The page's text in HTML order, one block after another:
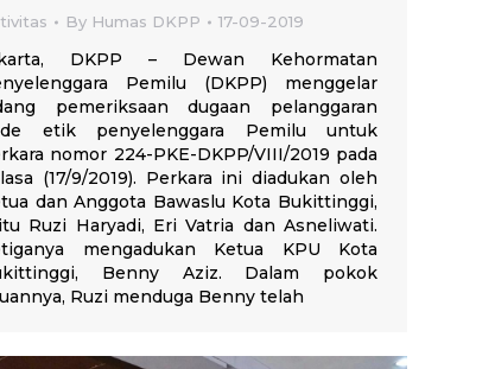
By Humas DKPP 17-09-2019
DKPP – Dewan Kehormatan
Pemilu (DKPP) menggelar
pemeriksaan dugaan pelanggaran
etik penyelenggara Pemilu untuk
nomor 224-PKE-DKPP/VIII/2019 pada
(17/9/2019). Perkara ini diadukan oleh
dan Anggota Bawaslu Kota Bukittinggi,
Ruzi Haryadi, Eri Vatria dan Asneliwati.
mengadukan Ketua KPU Kota
Benny Aziz. Dalam pokok
Ruzi menduga Benny telah